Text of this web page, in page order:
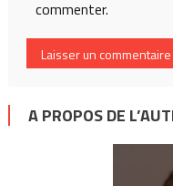
commenter.
A PROPOS DE